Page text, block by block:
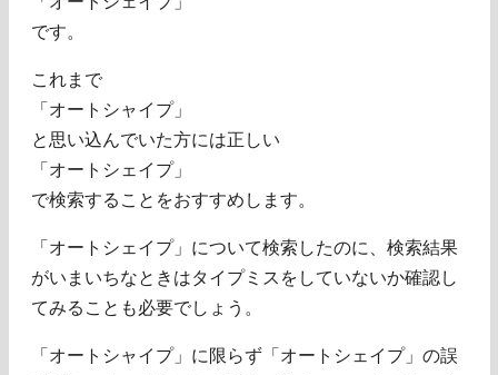
です。
これまで
「オートシャイプ」
と思い込んでいた方には正しい
「オートシェイプ」
で検索することをおすすめします。
「オートシェイプ」について検索したのに、検索結果
がいまいちなときはタイプミスをしていないか確認し
てみることも必要でしょう。
「オートシャイプ」に限らず「オートシェイプ」の誤